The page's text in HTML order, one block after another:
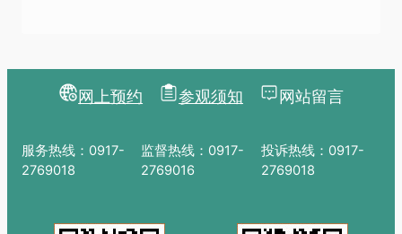
网上预约 参观须知 网站留言
服务热线：0917-
2769018
监督热线：0917-
2769016
投诉热线：0917-
2769018